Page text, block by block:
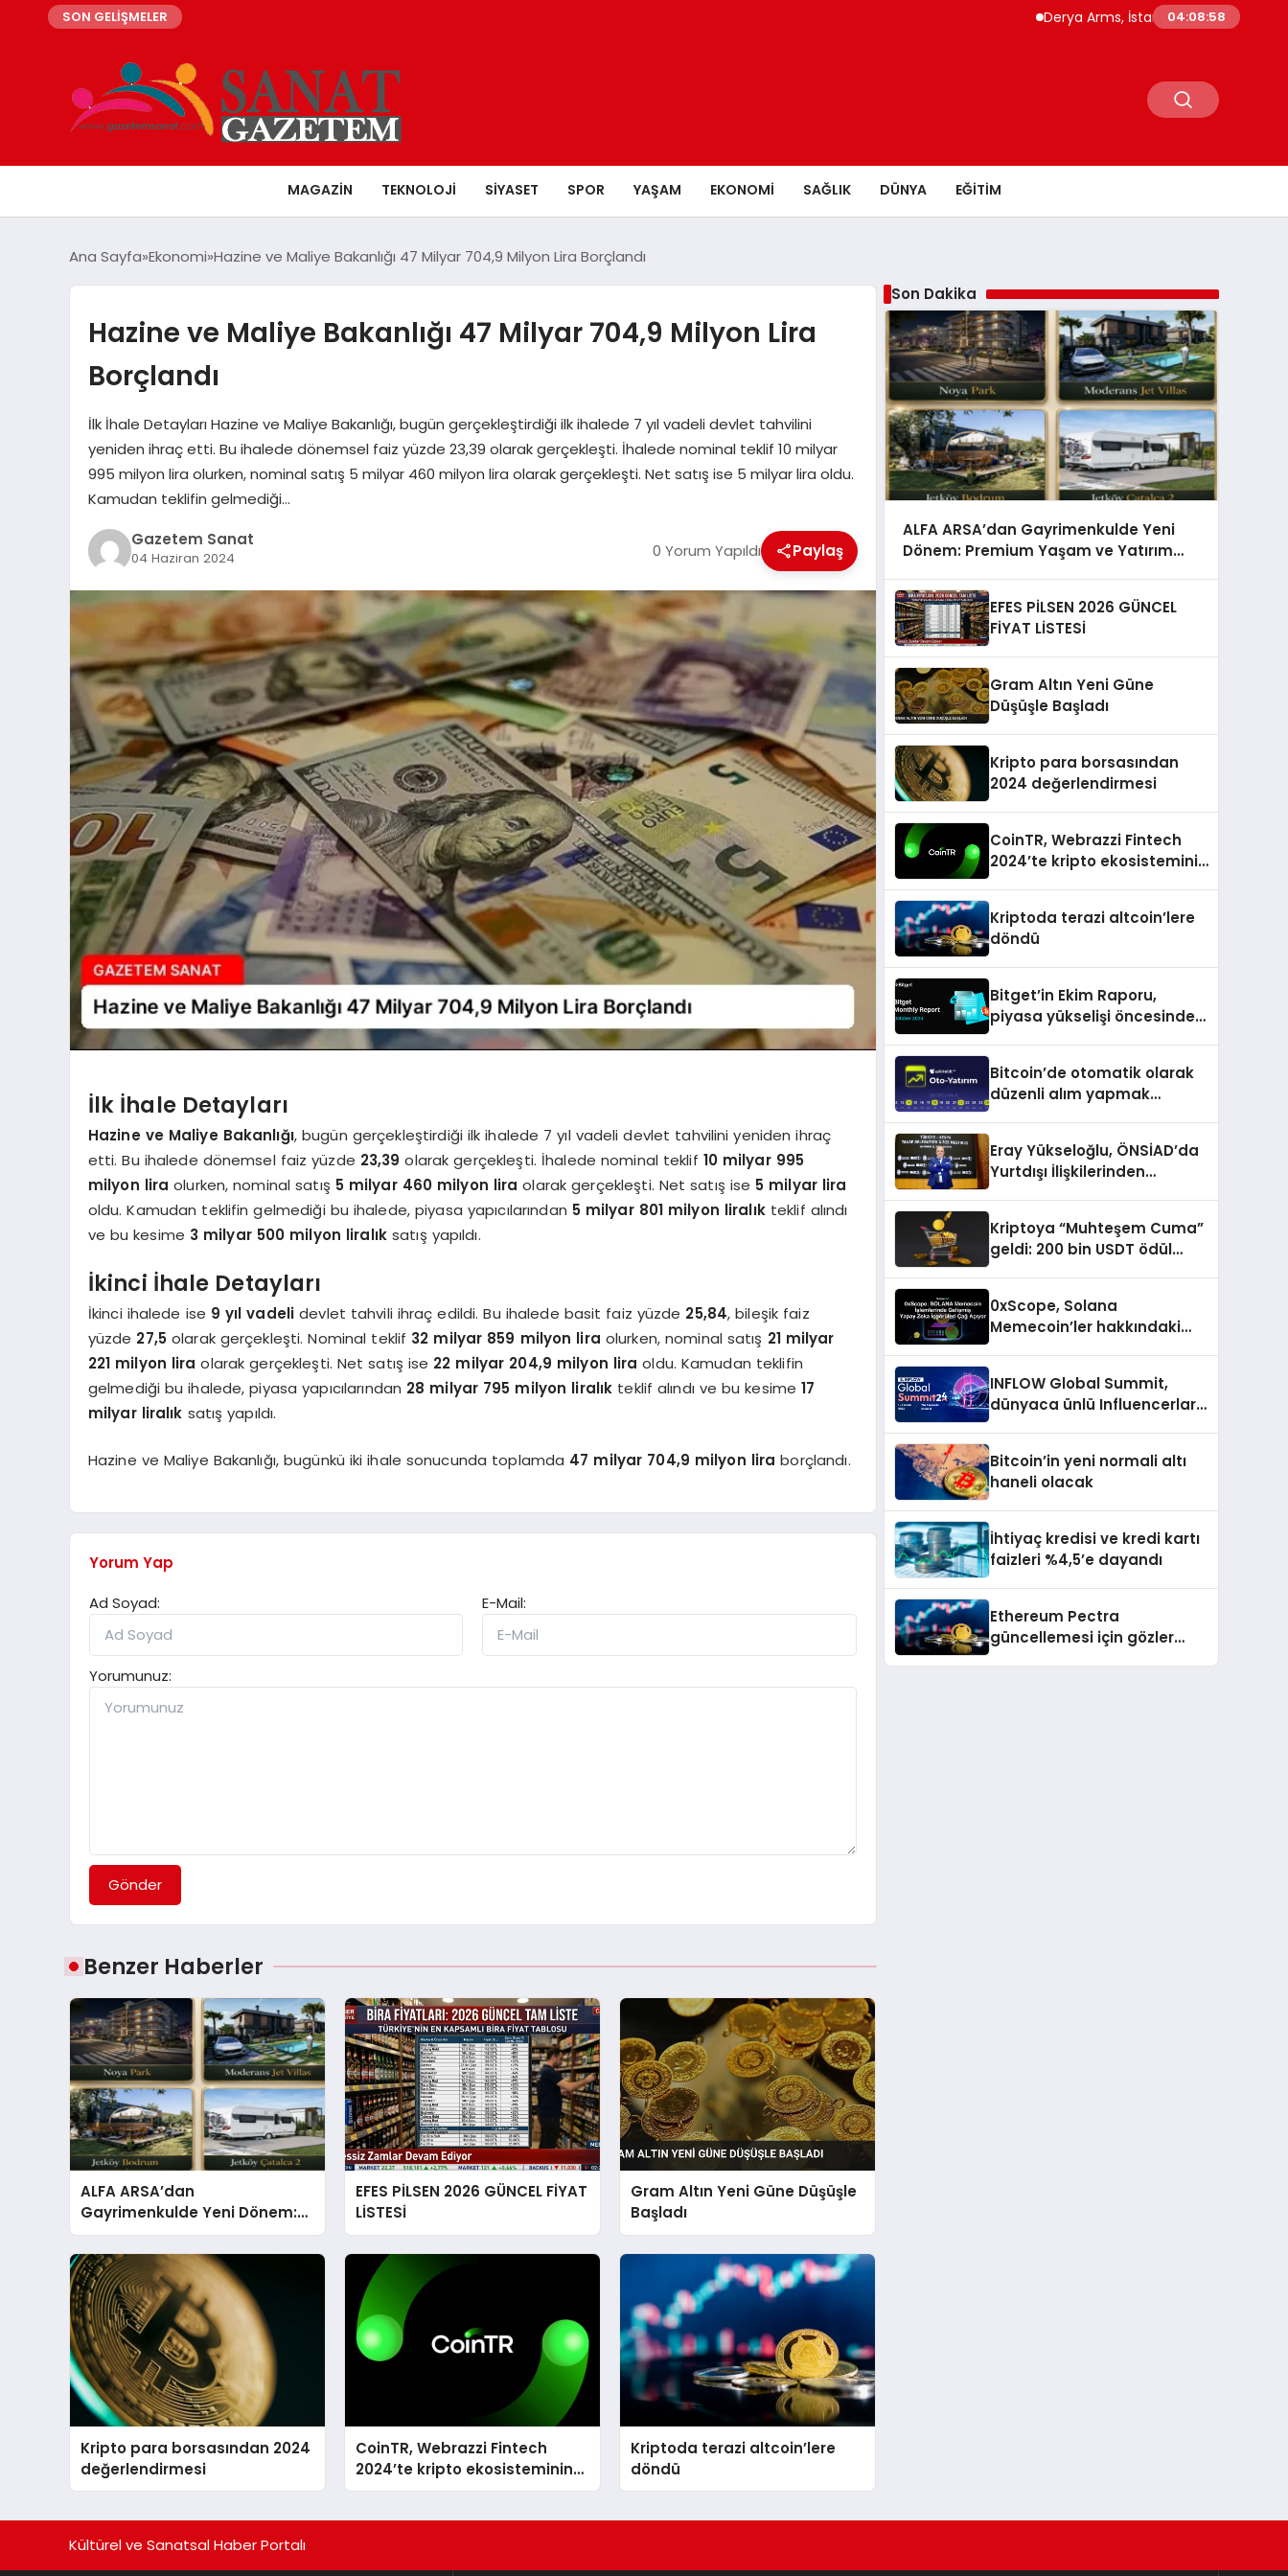
SON GELİŞMELER Derya Arms, İstanbul Prohunt 2026’da
04:08:59
MAGAZIN TEKNOLOJI SIYASET SPOR YAŞAM EKONOMI SAĞLIK DÜNYA EĞITIM
Ana Sayfa Ekonomi Hazine ve Maliye Bakanlığı 47 Milyar 704,9 Milyon Lira Borçlandı
Hazine ve Maliye Bakanlığı 47 Milyar 704,9 Milyon Lira
Borçlandı
İlk İhale Detayları Hazine ve Maliye Bakanlığı, bugün gerçekleştirdiği ilk ihalede 7 yıl vadeli devlet tahvilini
yeniden ihraç etti. Bu ihalede dönemsel faiz yüzde 23,39 olarak gerçekleşti. İhalede nominal teklif 10 milyar
995 milyon lira olurken, nominal satış 5 milyar 460 milyon lira olarak gerçekleşti. Net satış ise 5 milyar lira oldu.
Kamudan teklifin gelmediği…
Gazetem Sanat
04 Haziran 2024 0 Yorum Yapıldı Paylaş
İlk İhale Detayları
Hazine ve Maliye Bakanlığı, bugün gerçekleştirdiği ilk ihalede 7 yıl vadeli devlet tahvilini yeniden ihraç
etti. Bu ihalede dönemsel faiz yüzde 23,39 olarak gerçekleşti. İhalede nominal teklif 10 milyar 995
milyon lira olurken, nominal satış 5 milyar 460 milyon lira olarak gerçekleşti. Net satış ise 5 milyar lira
oldu. Kamudan teklifin gelmediği bu ihalede, piyasa yapıcılarından 5 milyar 801 milyon liralıkteklif alındı
ve bu kesime 3 milyar 500 milyon liralık satış yapıldı.
İkinci İhale Detayları
İkinci ihalede ise 9 yıl vadeli devlet tahvili ihraç edildi. Bu ihalede basit faiz yüzde 25,84, bileşik faiz
yüzde 27,5 olarak gerçekleşti. Nominal teklif 32 milyar 859 milyon lira olurken, nominal satış 21 milyar
221 milyon lira olarak gerçekleşti. Net satış ise 22 milyar 204,9 milyon lira oldu. Kamudan teklifin
gelmediği bu ihalede, piyasa yapıcılarından 28 milyar 795 milyon liralık teklif alındı ve bu kesime17
milyar liralık satış yapıldı.
Hazine ve Maliye Bakanlığı, bugünkü iki ihale sonucunda toplamda 47 milyar 704,9 milyon lira borçlandı.
Yorum Yap
Ad Soyad:
E-Mail:
Yorumunuz:
Gönder
Benzer Haberler
ALFA ARSA’dan
Gayrimenkulde Yeni Dönem:
Premium Yaşam ve Yatırım
Fırsatları Bir Arada
EFES PİLSEN 2026 GÜNCEL FİYAT
LİSTESİ
Gram Altın Yeni Güne Düşüşle
Başladı
Kripto para borsasından 2024
değerlendirmesi
CoinTR, Webrazzi Fintech
2024’te kripto ekosisteminin
tanınan isimlerini ağırlayacak
Kriptoda terazi altcoin’lere
döndü
Son Dakika
ALFA ARSA’dan Gayrimenkulde Yeni
Dönem: Premium Yaşam ve Yatırım
EFES PİLSEN 2026 GÜNCEL
FİYAT LİSTESİ
Gram Altın Yeni Güne
Düşüşle Başladı
Kripto para borsasından
2024 değerlendirmesi
CoinTR, Webrazzi Fintech
2024’te kripto ekosisteminin
Kriptoda terazi altcoin’lere
döndü
Bitget’in Ekim Raporu,
piyasa yükselişi öncesinde
Bitcoin’de otomatik olarak
düzenli alım yapmak
Eray Yükseloğlu, ÖNSİAD’da
Yurtdışı İlişkilerinden
Kriptoya “Muhteşem Cuma”
geldi: 200 bin USDT ödül
0xScope, Solana
Memecoin’ler hakkındaki
INFLOW Global Summit,
dünyaca ünlü Influencerları
Bitcoin’in yeni normali altı
haneli olacak
İhtiyaç kredisi ve kredi kartı
faizleri %4,5’e dayandı
Ethereum Pectra
güncellemesi için gözler
Kültürel ve Sanatsal Haber Portalı